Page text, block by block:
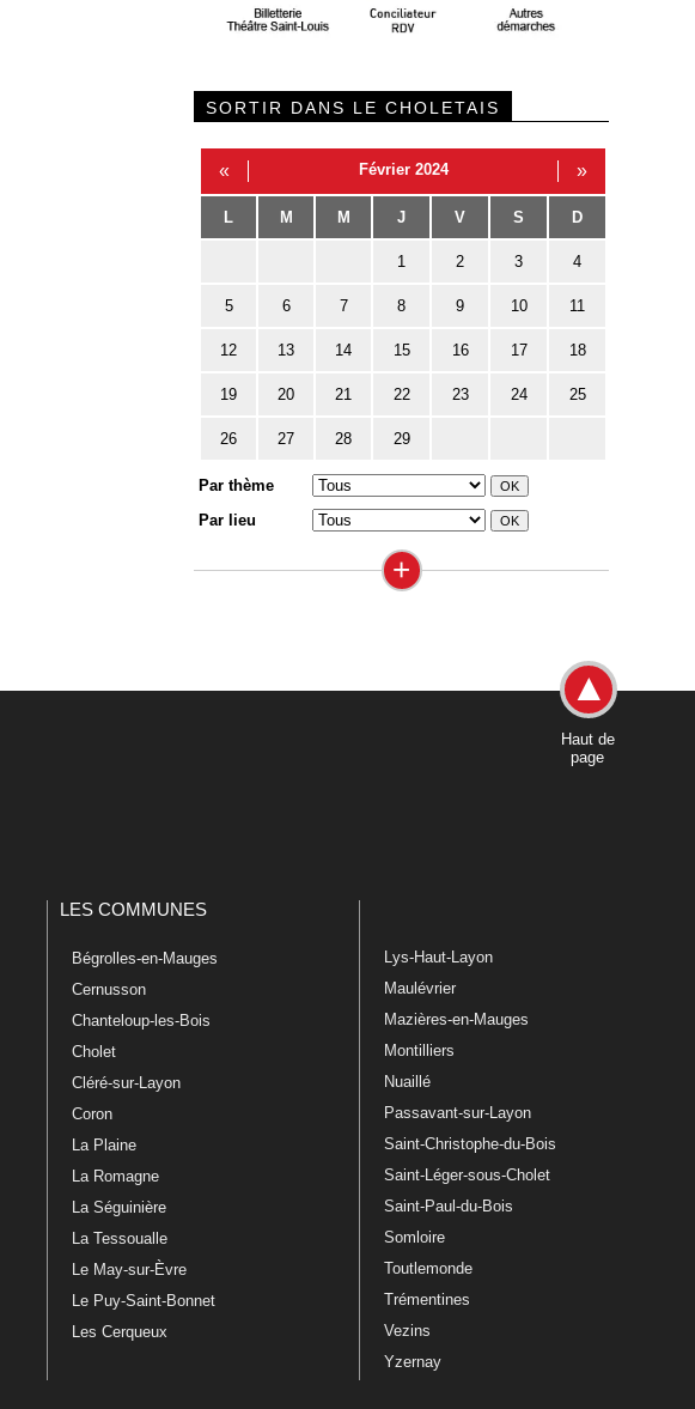
SORTIR DANS LE CHOLETAIS
« Février 2024 »
L M M J V S D
1 2 3 4
5 6 7 8 9 10 11
12 13 14 15 16 17 18
19 20 21 22 23 24 25
26 27 28 29
Par thème
Par lieu
+
Haut de
page
LES COMMUNES
Bégrolles-en-Mauges
Cernusson
Chanteloup-les-Bois
Cholet
Cléré-sur-Layon
Coron
La Plaine
La Romagne
La Séguinière
La Tessoualle
Le May-sur-Èvre
Le Puy-Saint-Bonnet
Les Cerqueux
Lys-Haut-Layon
Maulévrier
Mazières-en-Mauges
Montilliers
Nuaillé
Passavant-sur-Layon
Saint-Christophe-du-Bois
Saint-Léger-sous-Cholet
Saint-Paul-du-Bois
Somloire
Toutlemonde
Trémentines
Vezins
Yzernay